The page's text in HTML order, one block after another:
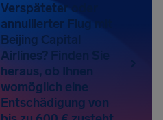
Verspäteter oder
annullierter Flug mit
Beijing Capital
Airlines? Finden Sie
heraus, ob Ihnen
womöglich eine
Entschädigung von